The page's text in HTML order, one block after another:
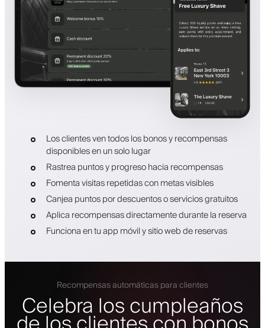
Los clientes ven todos los bonos y recompensas
disponibles en un solo lugar
Rastrea puntos y progreso hacia recompensas
Fomenta visitas repetidas con metas visibles
Canjea puntos por descuentos o servicios gratuitos
Aplica recompensas directamente durante la reserva
Funciona en tu app móvil y sitio web de reservas
Recompensas automáticas para clientes
Celebra los cumpleaños